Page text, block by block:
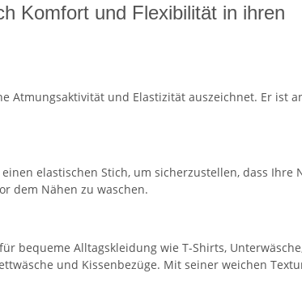
Komfort und Flexibilität in ihren
und Elastizität auszeichnet. Er ist
elastischen Stich, um sicherzustellen, dass Ihre
dem Nähen zu waschen.
bequeme Alltagskleidung wie T-Shirts,
und Kissenbezüge. Mit seiner weichen